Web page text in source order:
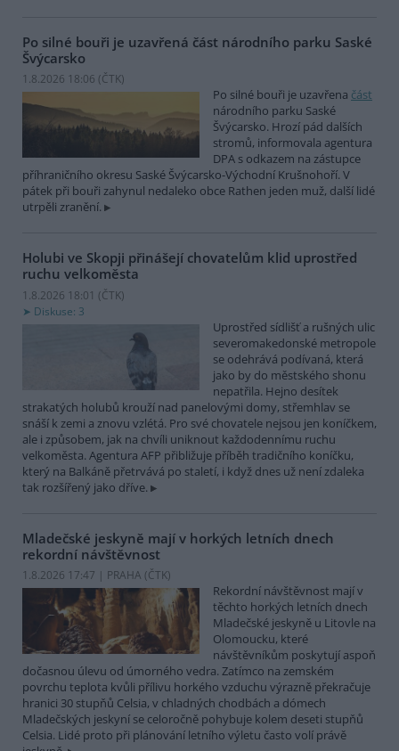
Po silné bouři je uzavřená část národního parku Saské
Švýcarsko
1.8.2026 18:06 (ČTK)
Po silné bouři je uzavřena část
národního parku Saské
Švýcarsko. Hrozí pád dalších
stromů, informovala agentura
DPA s odkazem na zástupce
příhraničního okresu Saské Švýcarsko-Východní Krušnohoří. V
pátek při bouři zahynul nedaleko obce Rathen jeden muž, další lidé
utrpěli zranění.
Holubi ve Skopji přinášejí chovatelům klid uprostřed
ruchu velkoměsta
1.8.2026 18:01 (ČTK)
Diskuse: 3
Uprostřed sídlišť a rušných ulic
severomakedonské metropole
se odehrává podívaná, která
jako by do městského shonu
nepatřila. Hejno desítek
strakatých holubů krouží nad panelovými domy, střemhlav se
snáší k zemi a znovu vzlétá. Pro své chovatele nejsou jen koníčkem,
ale i způsobem, jak na chvíli uniknout každodennímu ruchu
velkoměsta. Agentura AFP přibližuje příběh tradičního koníčku,
který na Balkáně přetrvává po staletí, i když dnes už není zdaleka
tak rozšířený jako dříve.
Mladečské jeskyně mají v horkých letních dnech
rekordní návštěvnost
1.8.2026 17:47 | PRAHA (ČTK)
Rekordní návštěvnost mají v
těchto horkých letních dnech
Mladečské jeskyně u Litovle na
Olomoucku, které
návštěvníkům poskytují aspoň
dočasnou úlevu od úmorného vedra. Zatímco na zemském
povrchu teplota kvůli přílivu horkého vzduchu výrazně překračuje
hranici 30 stupňů Celsia, v chladných chodbách a dómech
Mladečských jeskyní se celoročně pohybuje kolem deseti stupňů
Celsia. Lidé proto při plánování letního výletu často volí právě